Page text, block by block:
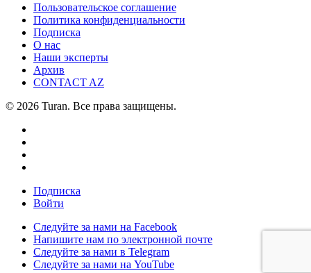
Пользовательское соглашение
Политика конфиденциальности
Подписка
О нас
Наши эксперты
Архив
CONTACT AZ
© 2026 Turan. Все права защищены.
Подписка
Войти
Следуйте за нами на Facebook
Напишите нам по электронной почте
Следуйте за нами в Telegram
Следуйте за нами на YouTube